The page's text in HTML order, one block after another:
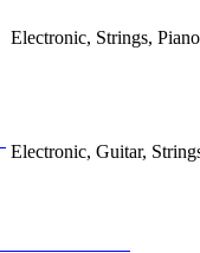
Electronic, Strings,
Electronic, Guitar,